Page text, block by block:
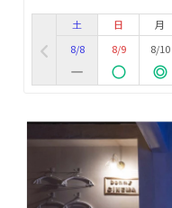
土
8/8
日
8/9
月
8/10